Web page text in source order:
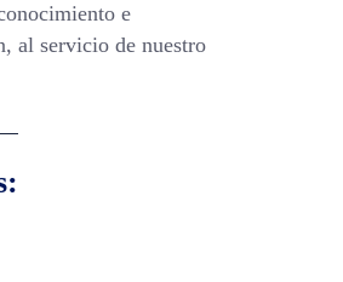
e
al servicio de nuestro